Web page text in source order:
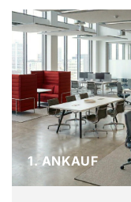
1. ANKAUF